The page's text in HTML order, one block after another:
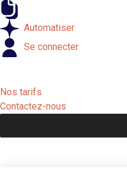
Automatiser
Se connecter
Nos tarifs
Contactez-nous